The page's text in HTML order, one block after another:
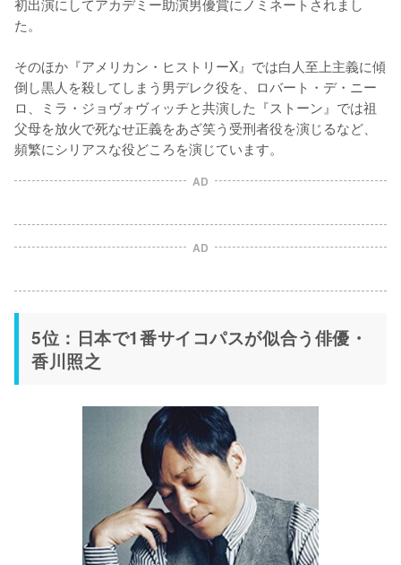
た。
そのほか『アメリカン・ヒストリーX』では白人至上主義に傾
倒し黒人を殺してしまう男デレク役を、ロバート・デ・ニー
ロ、ミラ・ジョヴォヴィッチと共演した『ストーン』では祖
父母を放火で死なせ正義をあざ笑う受刑者役を演じるなど、
頻繁にシリアスな役どころを演じています。
AD
AD
5位：日本で1番サイコパスが似合う俳優・
香川照之